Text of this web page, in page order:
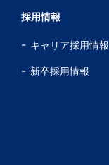
採用情報
キャリア採用情報
新卒採用情報